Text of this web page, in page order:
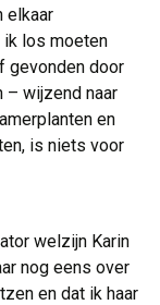
elkaar
ik los moeten
gevonden door
– wijzend naar
en
is niets voor
welzijn Karin
nog eens over
en dat ik haar